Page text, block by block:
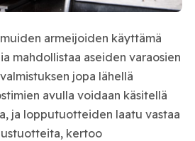
armeijoiden käyttämä
mahdollistaa aseiden varaosien
jopa lähellä
avulla voidaan käsitellä
ja lopputuotteiden laatu vastaa
kertoo